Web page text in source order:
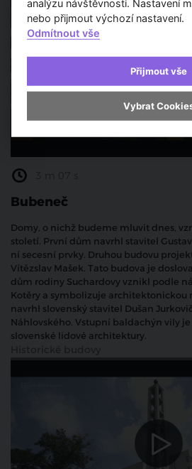
Bubeneč
Domy, o nichž budeme mluvit dnes,
století. První dům navrhl stavitel
ní secesní prvky. Druhou budovu
Vítězslav Mašek. Tato budova je
dům rodiny Suchardovy vznikl podle
Kotěry a symbolizuje architektonickou
navrhl slovenský stavitel Dušan
Náhlovského. Vstupní baldachýn vily
slovenské lidové architektury.
analýzu návštěvnosti. Nastavení
nebo přijmout výchozí nastavení.
Odmítnout vše
Přijmout vše
Vybrat